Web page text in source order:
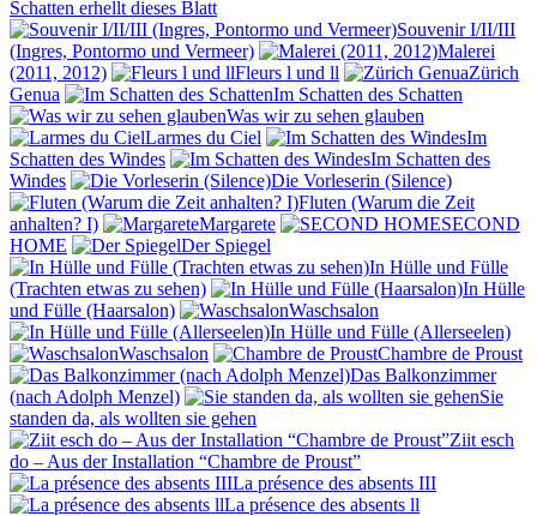
Schatten erhellt dieses Blatt
Souvenir I/II/III
(Ingres, Pontormo und Vermeer)
Malerei
(2011, 2012)
Fleurs l und ll
Zürich
Genua
Im Schatten des Schatten
Was wir zu sehen glauben
Larmes du Ciel
Im
Schatten des Windes
Im Schatten des
Windes
Die Vorleserin (Silence)
Fluten (Warum die Zeit
anhalten? I)
Margarete
SECOND
HOME
Der Spiegel
In Hülle und Fülle
(Trachten etwas zu sehen)
In Hülle
und Fülle (Haarsalon)
Waschsalon
In Hülle und Fülle (Allerseelen)
Waschsalon
Chambre de Proust
Das Balkonzimmer
(nach Adolph Menzel)
Sie
standen da, als wollten sie gehen
Ziit esch
do – Aus der Installation “Chambre de Proust”
La présence des absents III
La présence des absents ll